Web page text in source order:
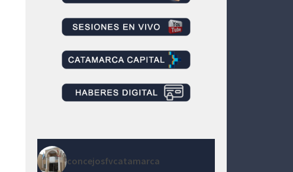
concejosfvcatamarca